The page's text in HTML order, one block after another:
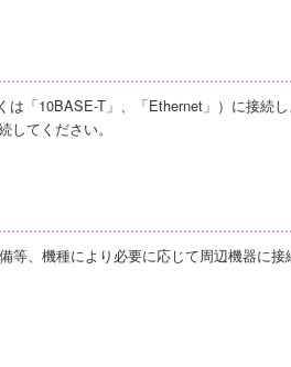
は「10BASE-T」、「Ethernet」）に接続
してください。
等、機種により必要に応じて周辺機器に接